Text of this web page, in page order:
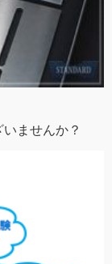
ませんか？